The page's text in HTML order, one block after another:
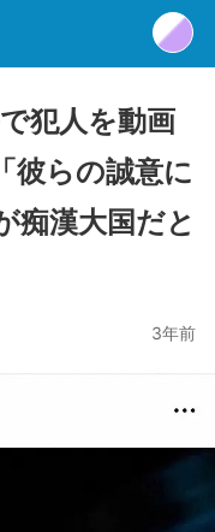
犯人を動画
彼らの誠意に
痴漢大国だと
3年前